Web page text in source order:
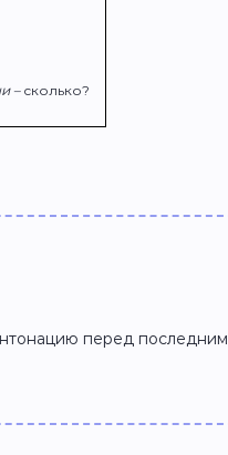
–сколько?
перед последним